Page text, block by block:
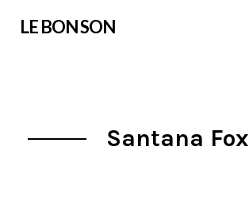
LE BON SON
Santana Fox